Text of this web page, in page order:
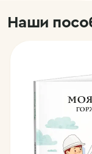
Наши